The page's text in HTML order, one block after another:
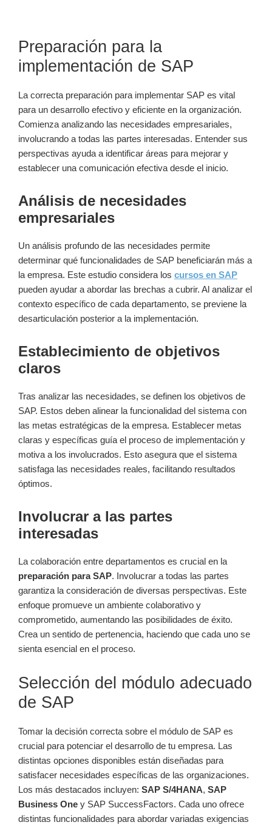
Preparación para la
implementación de SAP
La correcta preparación para implementar SAP es vital
para un desarrollo efectivo y eficiente en la organización.
Comienza analizando las necesidades empresariales,
involucrando a todas las partes interesadas. Entender sus
perspectivas ayuda a identificar áreas para mejorar y
establecer una comunicación efectiva desde el inicio.
Análisis de necesidades
empresariales
Un análisis profundo de las necesidades permite
determinar qué funcionalidades de SAP beneficiarán más a
la empresa. Este estudio considera los cursos en SAP
pueden ayudar a abordar las brechas a cubrir. Al analizar el
contexto específico de cada departamento, se previene la
desarticulación posterior a la implementación.
Establecimiento de objetivos
claros
Tras analizar las necesidades, se definen los objetivos de
SAP. Estos deben alinear la funcionalidad del sistema con
las metas estratégicas de la empresa. Establecer metas
claras y específicas guía el proceso de implementación y
motiva a los involucrados. Esto asegura que el sistema
satisfaga las necesidades reales, facilitando resultados
óptimos.
Involucrar a las partes
interesadas
La colaboración entre departamentos es crucial en la
preparación para SAP. Involucrar a todas las partes
garantiza la consideración de diversas perspectivas. Este
enfoque promueve un ambiente colaborativo y
comprometido, aumentando las posibilidades de éxito.
Crea un sentido de pertenencia, haciendo que cada uno se
sienta esencial en el proceso.
Selección del módulo adecuado
de SAP
Tomar la decisión correcta sobre el módulo de SAP es
crucial para potenciar el desarrollo de tu empresa. Las
distintas opciones disponibles están diseñadas para
satisfacer necesidades específicas de las organizaciones.
Los más destacados incluyen: SAP S/4HANA, SAP
Business One y SAP SuccessFactors. Cada uno ofrece
distintas funcionalidades para abordar variadas exigencias